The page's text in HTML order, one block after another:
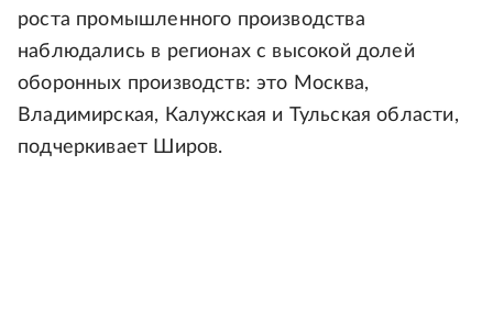
роста промышленного производства
наблюдались в регионах с высокой долей
оборонных производств: это Москва,
Владимирская, Калужская и Тульская области,
подчеркивает Широв.